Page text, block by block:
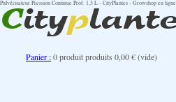
Pulvérisateur Pression Continue Prof. 1,3 L - CityPlantes - Growshop en ligne
Panier :0produitproduits 0,00 €(vide)